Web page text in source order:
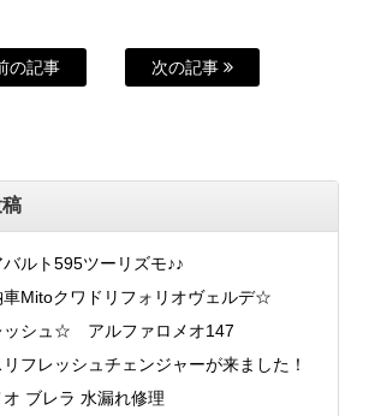
の記事 次の記事
ルト595ツーリズモ♪♪
車Mitoクワドリフォリオヴェルデ☆
ッシュ☆ アルファロメオ147
フレッシュチェンジャーが来ました！
ブレラ 水漏れ修理